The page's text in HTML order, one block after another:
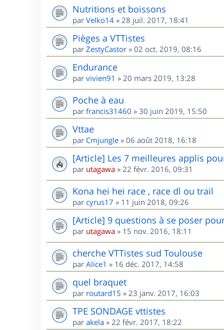
Nutritions et boissons
par Velko14 » 28 juil. 2017, 18:41
Pièges a VTTistes
par ZestyCastor » 02 oct. 2019, 08:16
Endurance
par vivien91 » 20 mars 2019, 13:28
Poche à eau
par francis31460 » 30 juin 2019, 15:50
Vttae
par Cmjungle » 06 août 2018, 16:18
[Article] Les 7 meilleures applis
par utagawa » 22 févr. 2016, 09:31
Kona hei hei race , race dl ou trail
par cyrus17 » 11 juin 2018, 09:26
[Article] 9 questions à se poser
par utagawa » 15 nov. 2016, 18:11
cherche VTTistes sud Toulouse
par Alice1 » 16 déc. 2017, 14:58
quel braquet
par routard15 » 23 janv. 2017, 16:03
TPE SONDAGE vttistes
par akela » 22 févr. 2017, 18:22